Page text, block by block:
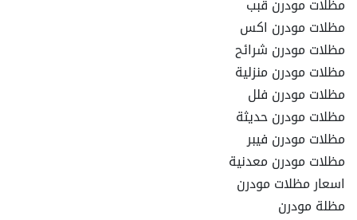
مظلات مودرن قبب
مظلات مودرن اكس
مظلات مودرن شرائح
مظلات مودرن منزلية
مظلات مودرن فلل
مظلات مودرن حديثة
مظلات مودرن فيبر
مظلات مودرن معدنية
اسعار مظلات مودرن
مظلة مودرن